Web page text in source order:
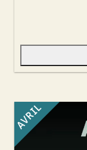
AVRIL